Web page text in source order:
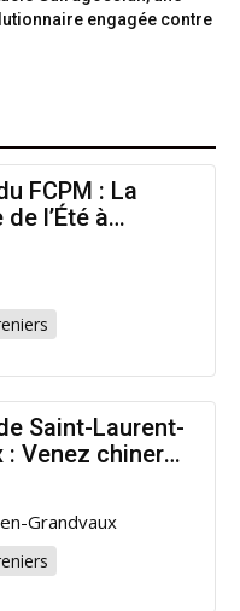
engagée contre
FCPM : La
l’Été à
Saint-Laurent-
: Venez chiner
!
Grandvaux